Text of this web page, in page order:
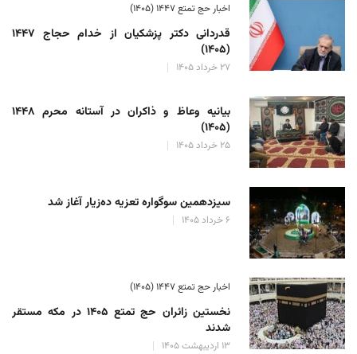
اخبار حج تمتع ۱۴۴۷ (۱۴۰۵)
قدردانی دکتر پزشکیان از خدام حجاج ۱۴۴۷
(۱۴۰۵)
۲۷ خرداد ۱۴۰۵
بیانیه وعاظ و ذاکران در آستانه محرم ۱۴۴۸
(۱۴۰۵)
۲۵ خرداد ۱۴۰۵
سیزدهمین سوگواره تعزیه ده‌زیار آغاز شد
۶ خرداد ۱۴۰۵
اخبار حج تمتع ۱۴۴۷ (۱۴۰۵)
نخستین زائران حج تمتع ۱۴۰۵ در مکه مستقر
شدند
۱۳ اردیبهشت ۱۴۰۵